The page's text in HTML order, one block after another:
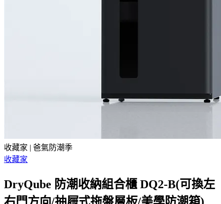
收藏家 | 爸氣防潮季
收藏家
DryQube 防潮收納組合櫃 DQ2-B(可換左